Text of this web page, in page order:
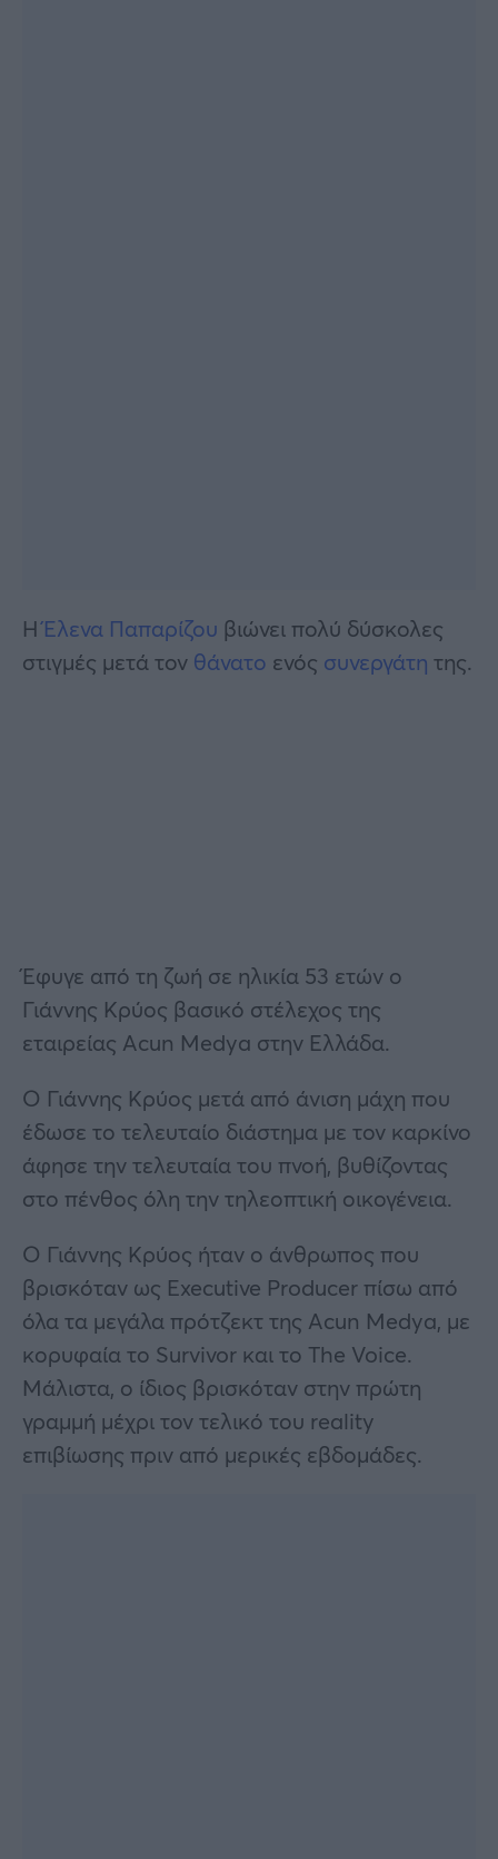
ΗΈλενα Παπαρίζου βιώνει πολύ δύσκολες
στιγμές μετά τον θάνατο ενός συνεργάτη της.
Έφυγε από τη ζωή σε ηλικία 53 ετών ο
Γιάννης Κρύος βασικό στέλεχος της
εταιρείας Acun Medya στην Ελλάδα.
Ο Γιάννης Κρύος μετά από άνιση μάχη που
έδωσε το τελευταίο διάστημα με τον καρκίνο
άφησε την τελευταία του πνοή, βυθίζοντας
στο πένθος όλη την τηλεοπτική οικογένεια.
Ο Γιάννης Κρύος ήταν ο άνθρωπος που
βρισκόταν ως Executive Producer πίσω από
όλα τα μεγάλα πρότζεκτ της Acun Medya, με
κορυφαία το Survivor και το The Voice.
Μάλιστα, ο ίδιος βρισκόταν στην πρώτη
γραμμή μέχρι τον τελικό του reality
επιβίωσης πριν από μερικές εβδομάδες.